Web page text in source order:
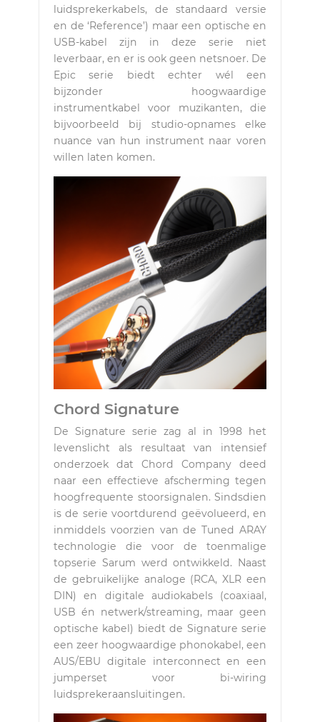
luidsprekerkabels, de standaard versie
en de ‘Reference’) maar een optische en
USB-kabel zijn in deze serie niet
leverbaar, en er is ook geen netsnoer. De
Epic serie biedt echter wél een
bijzonder hoogwaardige
instrumentkabel voor muzikanten, die
bijvoorbeeld bij studio-opnames elke
nuance van hun instrument naar voren
willen laten komen.
Chord Signature
De Signature serie zag al in 1998 het
levenslicht als resultaat van intensief
onderzoek dat Chord Company deed
naar een effectieve afscherming tegen
hoogfrequente stoorsignalen. Sindsdien
is de serie voortdurend geëvolueerd, en
inmiddels voorzien van de Tuned ARAY
technologie die voor de toenmalige
topserie Sarum werd ontwikkeld. Naast
de gebruikelijke analoge (RCA, XLR een
DIN) en digitale audiokabels (coaxiaal,
USB én netwerk/streaming, maar geen
optische kabel) biedt de Signature serie
een zeer hoogwaardige phonokabel, een
AUS/EBU digitale interconnect en een
jumperset voor bi-wiring
luidsprekeraansluitingen.